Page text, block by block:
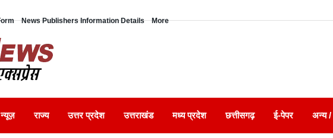
News Publishers Information Details More
राज्य उत्तर प्रदेश उत्तराखंड मध्य प्रदेश छत्तीसगढ़ ई-पेपर अन्य /